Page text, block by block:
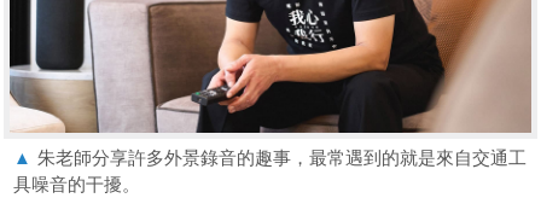
▲ 朱老師分享許多外景錄音的趣事，最常遇到的就是來自交通工
具噪音的干擾。